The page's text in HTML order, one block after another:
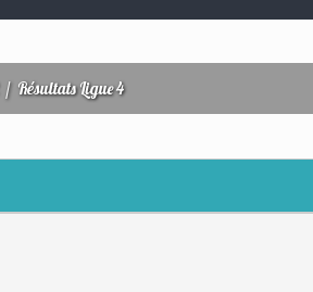
/ Résultats Ligue 4